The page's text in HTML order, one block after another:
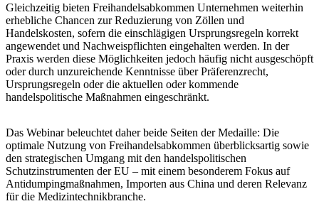
Gleichzeitig bieten Freihandelsabkommen Unternehmen weiterhin
erhebliche Chancen zur Reduzierung von Zöllen und
Handelskosten, sofern die einschlägigen Ursprungsregeln korrekt
angewendet und Nachweispflichten eingehalten werden. In der
Praxis werden diese Möglichkeiten jedoch häufig nicht ausgeschöpft
oder durch unzureichende Kenntnisse über Präferenzrecht,
Ursprungsregeln oder die aktuellen oder kommende
handelspolitische Maßnahmen eingeschränkt.
Das Webinar beleuchtet daher beide Seiten der Medaille: Die
optimale Nutzung von Freihandelsabkommen überblicksartig sowie
den strategischen Umgang mit den handelspolitischen
Schutzinstrumenten der EU – mit einem besonderem Fokus auf
Antidumpingmaßnahmen, Importen aus China und deren Relevanz
für die Medizintechnikbranche.